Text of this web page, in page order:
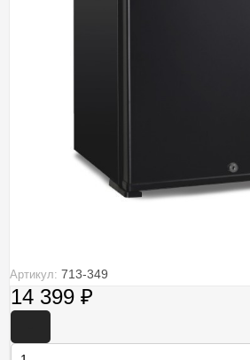
Артикул: 713-349
14 399 ₽